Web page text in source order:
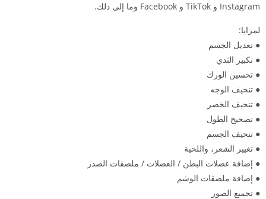
Instagram و TikTok و Facebook وما إلى ذلك.
لمزايا:
● تعديل الجسم
● تكبير الثدي
● تحسين الورك
● تنحيف الوجه
● تنحيف الخصر
● تصحيح الطول
● تنحيف الجسم
● تغيير الشعر، واللحية
● إضافة عضلات البطن / العضلات / ملصقات الصدر
● إضافة ملصقات الوشم
● تجميع الصور